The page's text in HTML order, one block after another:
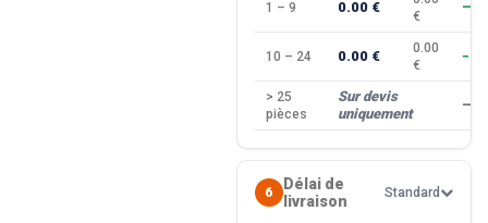
1 – 9 0.00 €
€
—
10 – 24 0.00 €
0.00
€
> 25
pièces
Sur devis
uniquement
—
6
Délai de
livraison
Standard